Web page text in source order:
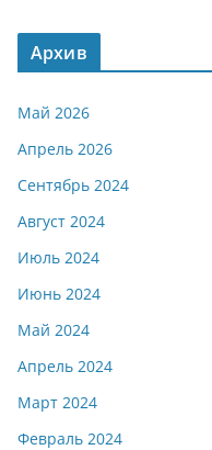
Архив
Май 2026
Апрель 2026
Сентябрь 2024
Август 2024
Июль 2024
Июнь 2024
Май 2024
Апрель 2024
Март 2024
Февраль 2024